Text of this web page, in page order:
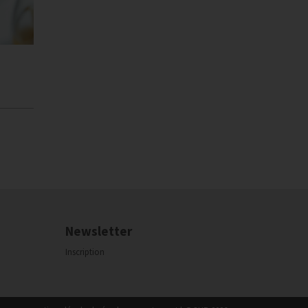
Newsletter
Inscription